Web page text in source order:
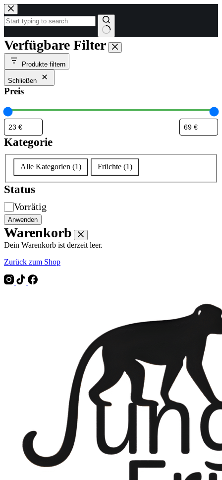
Zum
Inhalt
springen
Keine
Ergebnisse
Verfügbare Filter
Produkte filtern
Schließen
Preis
Kategorie
Kategorie
Alle Kategorien (1) Früchte (1)
Status
Verfügbarkeit
Vorrätig
Anwenden
Warenkorb
Dein Warenkorb ist derzeit leer.
Zurück zum Shop